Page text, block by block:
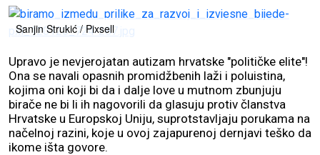
Sanjin Strukić / Pixsell
Upravo je nevjerojatan autizam hrvatske "političke elite"!
Ona se navali opasnih promidžbenih laži i poluistina,
kojima oni koji bi da i dalje love u mutnom zbunjuju
birače ne bi li ih nagovorili da glasuju protiv članstva
Hrvatske u Europskoj Uniju, suprotstavljaju porukama na
načelnoj razini, koje u ovoj zajapurenoj dernjavi teško da
ikome išta govore.